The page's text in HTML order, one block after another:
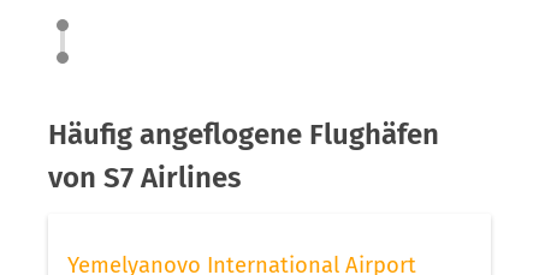
Häufig angeflogene Flughäfen
von S7 Airlines
Yemelyanovo International Airport